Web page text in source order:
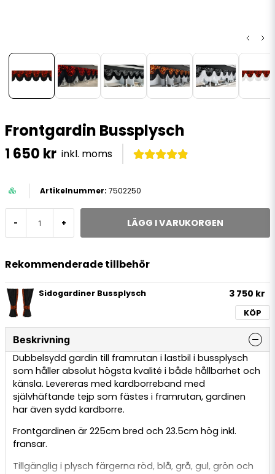
Frontgardin Bussplysch
1 650 kr inkl. moms
7502250
- + LÄGG I VARUKORGEN
Rekommenderade tillbehör
Sidogardiner Bussplysch 3 750 kr
KÖP
Beskrivning
Dubbelsydd gardin till framrutan i lastbil i bussplysch
som håller absolut högsta kvalité i både hållbarhet och
känsla. Levereras med kardborreband med
självhäftande tejp som fästes i framrutan, gardinen
har även sydd kardborre.
Frontgardinen är 225cm bred och 23.5cm hög inkl.
fransar.
Tillgänglig i plysch färgerna röd, blå, grå, gul, grön och